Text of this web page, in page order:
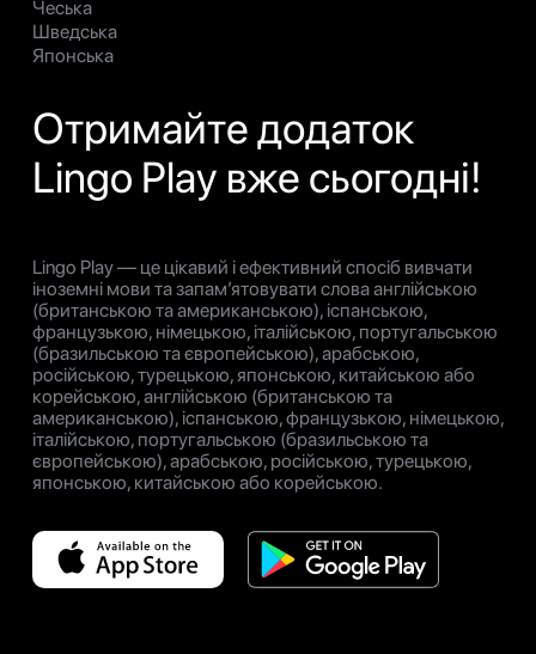
Чеська
Шведська
Японська
Отримайте додаток
Lingo Play вже сьогодні!
Lingo Play — це цікавий і ефективний спосіб вивчати
іноземні мови та запам’ятовувати слова англійською
(британською та американською), іспанською,
французькою, німецькою, італійською, португальською
(бразильською та європейською), арабською,
російською, турецькою, японською, китайською або
корейською, англійською (британською та
американською), іспанською, французькою, німецькою,
італійською, португальською (бразильською та
європейською), арабською, російською, турецькою,
японською, китайською або корейською.